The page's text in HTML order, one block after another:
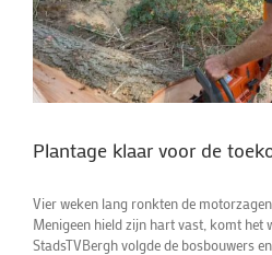
Plantage klaar voor de
Vier weken lang ronkten de
Menigeen hield zijn hart vast, komt het
StadsTVBergh volgde de bosbouwers en